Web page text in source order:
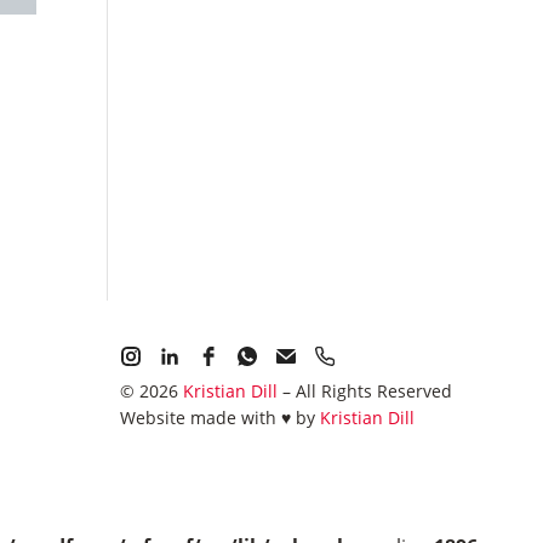
© 2026 Kristian Dill – All Rights Reserved
Website made with ♥️ by Kristian Dill